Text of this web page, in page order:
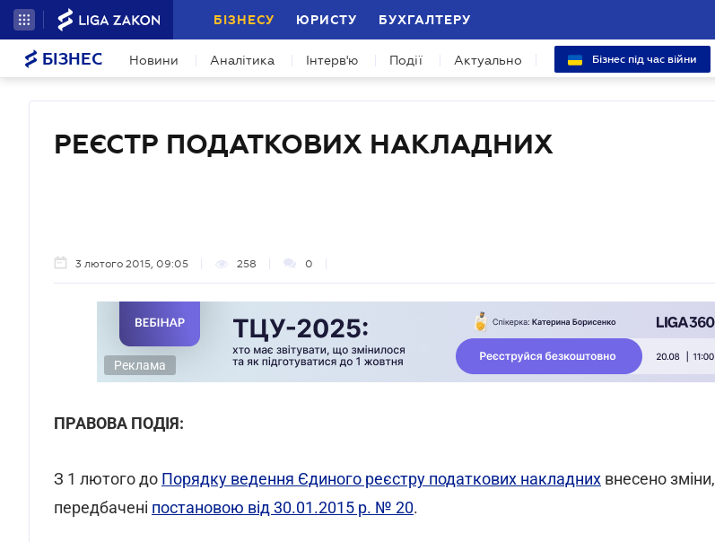
БІЗНЕСУ ЮРИСТУ БУХГАЛТЕРУ
БІЗНЕС Новини Аналітика Інтерв'ю Події Актуально Бізнес під час війни
РЕЄСТР ПОДАТКОВИХ НАКЛАДНИХ
3 лютого 2015, 09:05 258 0
Реклама
ПРАВОВА ПОДІЯ:
З 1 лютого до Порядку ведення Єдиного реєстру податкових накладних внесено зміни,
передбачені постановою від 30.01.2015 р. № 20.